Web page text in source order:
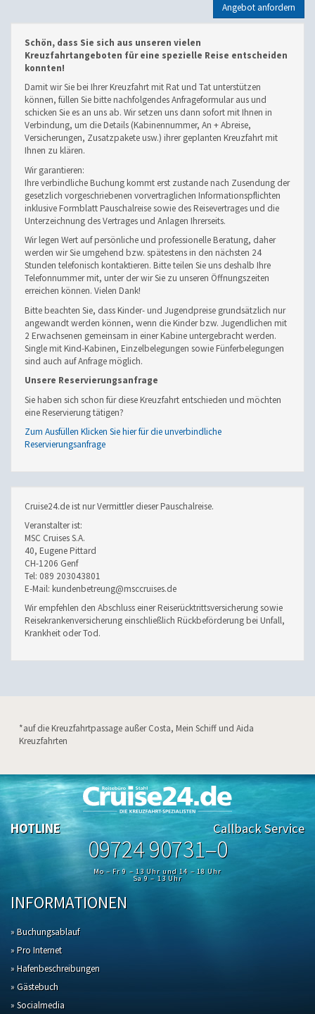
Angebot anfordern
Schön, dass Sie sich aus unseren vielen
Kreuzfahrtangeboten für eine spezielle Reise entscheiden
konnten!
Damit wir Sie bei Ihrer Kreuzfahrt mit Rat und Tat unterstützen
können, füllen Sie bitte nachfolgendes Anfrageformular aus und
schicken Sie es an uns ab. Wir setzen uns dann sofort mit Ihnen in
Verbindung, um die Details (Kabinennummer, An + Abreise,
Versicherungen, Zusatzpakete usw.) ihrer geplanten Kreuzfahrt mit
Ihnen zu klären.
Wir garantieren:
Ihre verbindliche Buchung kommt erst zustande nach Zusendung der
gesetzlich vorgeschriebenen vorvertraglichen Informationspflichten
inklusive Formblatt Pauschalreise sowie des Reisevertrages und die
Unterzeichnung des Vertrages und Anlagen Ihrerseits.
Wir legen Wert auf persönliche und professionelle Beratung, daher
werden wir Sie umgehend bzw. spätestens in den nächsten 24
Stunden telefonisch kontaktieren. Bitte teilen Sie uns deshalb Ihre
Telefonnummer mit, unter der wir Sie zu unseren Öffnungszeiten
erreichen können. Vielen Dank!
Bitte beachten Sie, dass Kinder- und Jugendpreise grundsätzlich nur
angewandt werden können, wenn die Kinder bzw. Jugendlichen mit
2 Erwachsenen gemeinsam in einer Kabine untergebracht werden.
Single mit Kind-Kabinen, Einzelbelegungen sowie Fünferbelegungen
sind auch auf Anfrage möglich.
Unsere Reservierungsanfrage
Sie haben sich schon für diese Kreuzfahrt entschieden und möchten
eine Reservierung tätigen?
Zum Ausfüllen Klicken Sie hier für die unverbindliche
Reservierungsanfrage
Cruise24.de ist nur Vermittler dieser Pauschalreise.
Veranstalter ist:
MSC Cruises S.A.
40, Eugene Pittard
CH-1206 Genf
Tel: 089 203043801
E-Mail: kundenbetreung@msccruises.de
Wir empfehlen den Abschluss einer Reiserücktrittsversicherung sowie
Reisekrankenversicherung einschließlich Rückbeförderung bei Unfall,
Krankheit oder Tod.
*auf die Kreuzfahrtpassage außer Costa, Mein Schiff und Aida
Kreuzfahrten
HOTLINE Callback Service
09724 90731–0
Mo – Fr 9 – 13 Uhr und 14 – 18 Uhr
Sa 9 – 13 Uhr
INFORMATIONEN
» Buchungsablauf
» Pro Internet
» Hafenbeschreibungen
» Gästebuch
» Socialmedia